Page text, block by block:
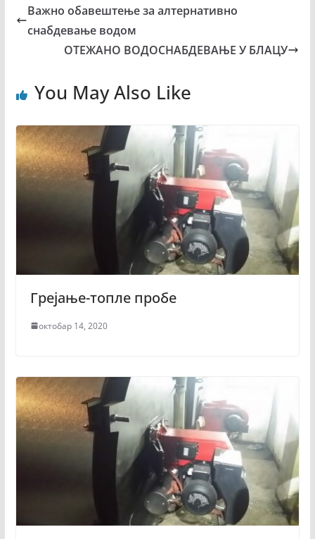
Важно обавештење за алтернативно
снабдевање водом
ОТЕЖАНО ВОДОСНАБДЕВАЊЕ У БЛАЦУ
You May Also Like
Грејање-топле пробе
октобар 14, 2020